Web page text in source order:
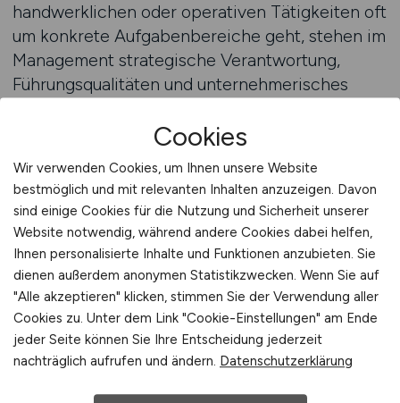
handwerklichen oder operativen Tätigkeiten oft
um konkrete Aufgabenbereiche geht, stehen im
Management strategische Verantwortung,
Führungsqualitäten und unternehmerisches
profitieren deshalb von einer individuellen
formulieren.
IMMOBILIEN.JOBS bietet Unternehmen die
Möglichkeit, ihre Anzeige so zu gestalten, dass
sie die Aufmerksamkeit von Führungskräften
gewinnt. Dazu gehört nicht nur die inhaltliche
Schärfe der Anforderungsprofile, sondern auch
die Art der Kommunikation. Manager wollen in
einer Anzeige klar erkennen, welche
Kompetenzen geschätzt werden, wie groß ihr
Cookies
Wir verwenden Cookies, um Ihnen unsere Website
bestmöglich und mit relevanten Inhalten anzuzeigen. Davon
sind einige Cookies für die Nutzung und Sicherheit unserer
Website notwendig, während andere Cookies dabei helfen,
Ihnen personalisierte Inhalte und Funktionen anzubieten. Sie
dienen außerdem anonymen Statistikzwecken. Wenn Sie auf
"Alle akzeptieren" klicken, stimmen Sie der Verwendung aller
Cookies zu. Unter dem Link "Cookie-Einstellungen" am Ende
jeder Seite können Sie Ihre Entscheidung jederzeit
nachträglich aufrufen und ändern. Datenschutzerklärung